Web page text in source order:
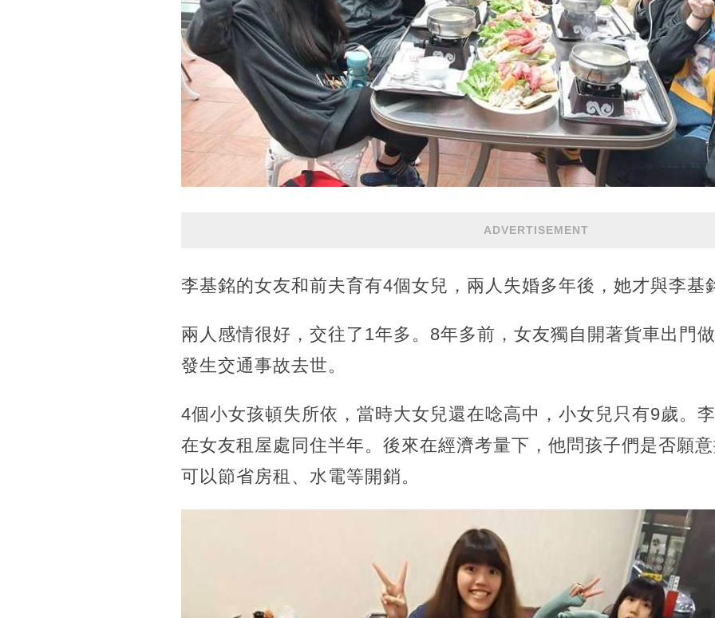
ADVERTISEMENT
李基銘的女友和前夫育有4個女兒，兩人失婚多年後，她才與李
兩人感情很好，交往了1年多。8年多前，女友獨自開著貨車出門
發生交通事故去世。
4個小女孩頓失所依，當時大女兒還在唸高中，小女兒只有9歲。
在女友租屋處同住半年。後來在經濟考量下，他問孩子們是否願
可以節省房租、水電等開銷。